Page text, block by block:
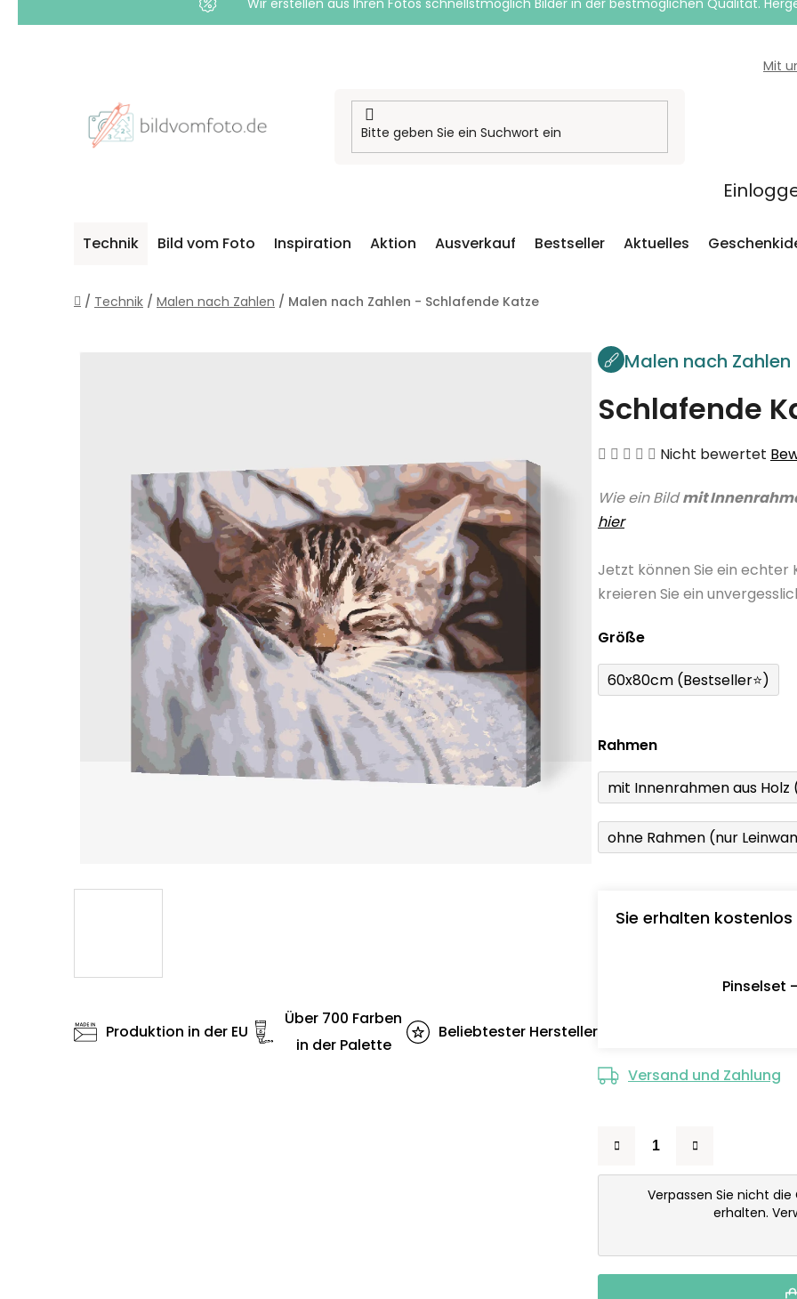
Wir erstellen aus Ihren Fotos schnellstmöglich Bilder in der bestmöglichen Qualität.
Mit
Technik Bild vom Foto Inspiration Aktion Ausverkauf Bestseller Aktuelles
Startseite
/ Technik / Malen nach Zahlen / Malen nach Zahlen - Schlafende Katze
Malen nach Zahlen
Schlafende
Die
Produktbewertung
von
5
Nicht bewertet
Wie ein Bildmit
hier
Jetzt können Sie ein echter
kreieren Sie ein
Größe
60x80cm (Bestseller⭐)
Rahmen
mit Innenrahmen aus
ohne Rahmen (nur
Sie erhalten kostenlos
Pinselset
Versand und Zahlung
Verpassen Sie nicht
erhalten.
Produktion in der EU
Über 700 Farben
in der Palette
Beliebtester Hersteller